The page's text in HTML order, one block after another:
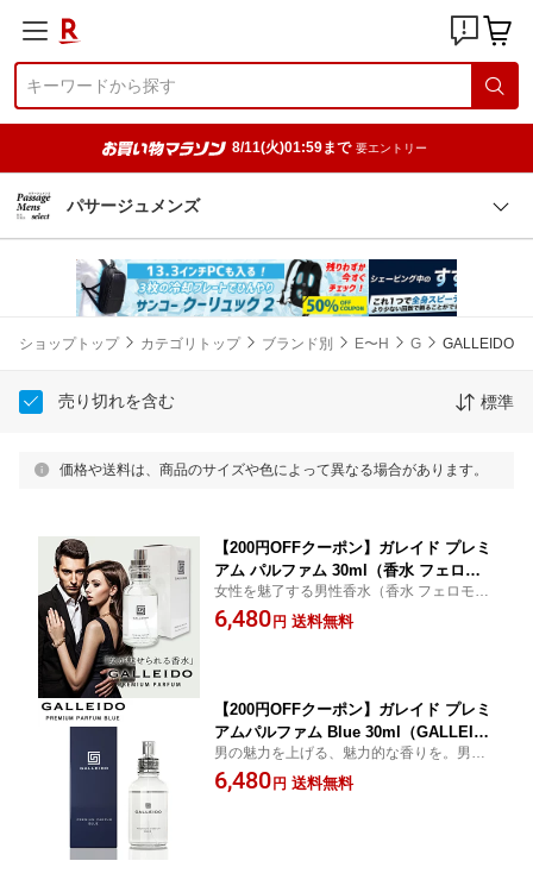
8/11(火)01:59まで 要エントリー
パサージュメンズ
ショップトップ カテゴリトップ ブランド別 E〜H G GALLEIDO
売り切れを含む 標準
価格や送料は、商品のサイズや色によって異なる場合があります。
【200円OFFクーポン】ガレイド プレミ
アム パルファム 30ml（香水 フェロモ
ン 男性 メンズ フレグランス モテ 女性
ウケ デート おすすめ 人気 モテる 魅惑
×】
女性を魅了する男性香水（香水 フェロモン
メンズ フレグランス モテ 女性ウケ デート
おすすめ 人気 モテる 魅惑 魅了 大人 惹きつ
6,480 円 送料無料
【200円OFFクーポン】ガレイド プレミ
アムパルファム Blue 30ml（GALLEID
O PREMIUM PARFUM 香水 メンズ香水
香り モテ香水 フレグランス オシャレ）
男の魅力を上げる、魅力的な香りを。男の
魅力を上げる、魅力的な香りを。女性の匂
いに対する好感度を調査することで生まれ
6,480 円 送料無料